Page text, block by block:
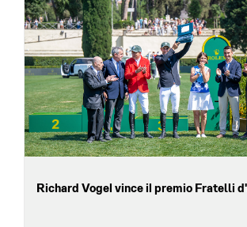
Richard Vogel vince il premio Fratelli